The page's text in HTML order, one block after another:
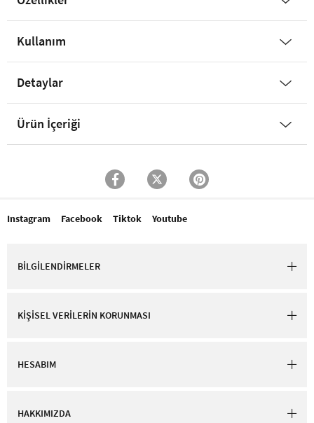
Kullanım
Detaylar
Ürün İçeriği
Instagram Facebook Tiktok Youtube
BİLGİLENDİRMELER
KİŞİSEL VERİLERİN KORUNMASI
HESABIM
HAKKIMIZDA